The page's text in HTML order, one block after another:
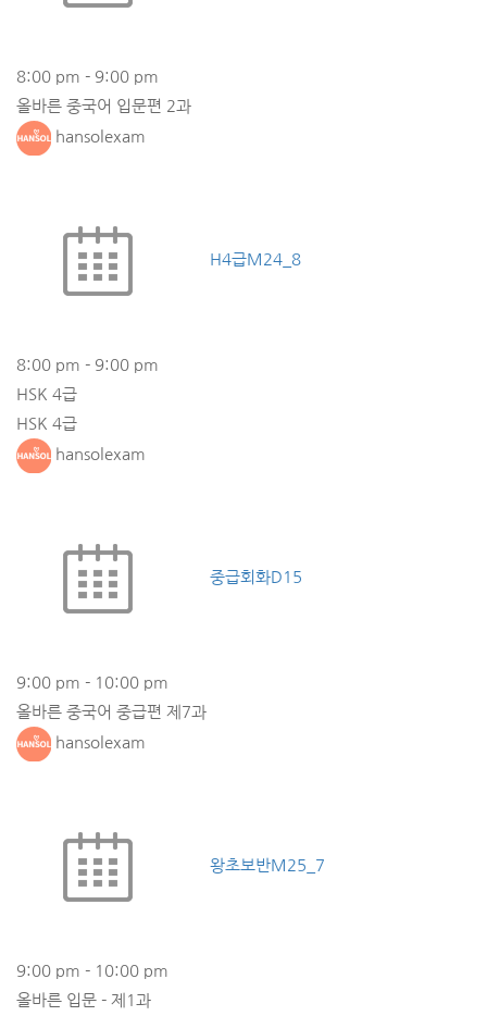
8:00 pm - 9:00 pm
올바른 중국어 입문편 2과
hansolexam
H4급M24_8
8:00 pm - 9:00 pm
HSK 4급
HSK 4급
hansolexam
중급회화D15
9:00 pm - 10:00 pm
올바른 중국어 중급편 제7과
hansolexam
왕초보반M25_7
9:00 pm - 10:00 pm
올바른 입문 - 제1과